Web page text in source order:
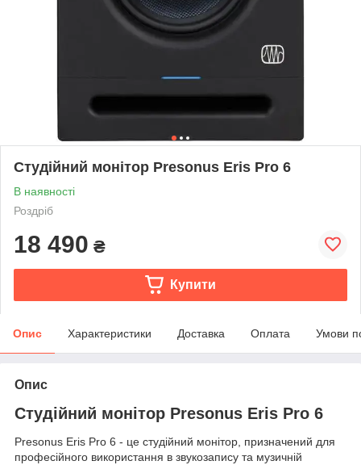
Студійний монітор Presonus Eris Pro 6
В наявності
Роздріб
18 490 ₴
Купити
Опис Характеристики Доставка Оплата Умови
Опис
Студійний монітор Presonus Eris Pro 6
Presonus Eris Pro 6 - це студійний монітор, призначений для
професійного використання в звукозапису та музичній